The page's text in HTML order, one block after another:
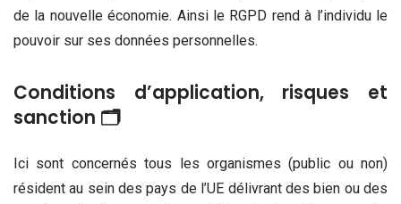
de la nouvelle économie. Ainsi le RGPD rend à l’individu le
pouvoir sur ses données personnelles.
Conditions d’application, risques et
sanction 🗂
Ici sont concernés tous les organismes (public ou non)
résident au sein des pays de l’UE délivrant des bien ou des